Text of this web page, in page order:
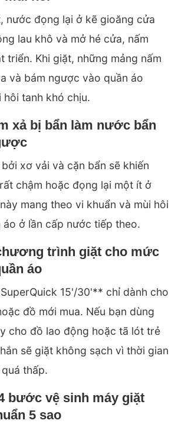
nước đọng lại ở kẽ gioăng cửa
lau khô và mở hé cửa, nấm
triển. Khi giặt, những mảng nấm
và bám ngược vào quần áo
hôi tanh khó chịu.
xả bị bẩn làm nước bẩn
xơ vải và cặn bẩn sẽ khiến
chậm hoặc đọng lại một ít ở
mang theo vi khuẩn và mùi hôi
áo ở lần cấp nước tiếp theo.
trình giặt cho mức
áo
15'/30'** chỉ dành cho
đồ mới mua. Nếu bạn dùng
cho đồ lao động hoặc tã lót trẻ
sẽ giặt không sạch vì thời gian
thấp.
bước vệ sinh máy giặt
5 sao